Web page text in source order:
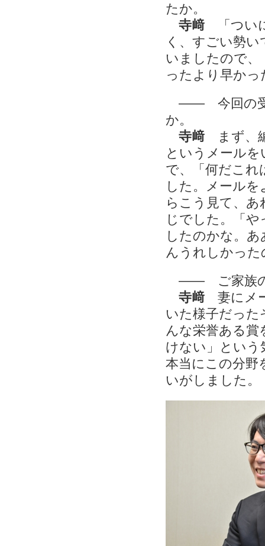
たか。
寺﨑 「つい
く、すごい勢
いましたので
ったより早か
―― 今回の受
か。
寺﨑 まず、
というメール
で、「何だこれ
した。メール
らこう見て、
じでした。「
したのかな。
んうれしかっ
―― ご家族の
寺﨑 妻にメ
いた様子だっ
んな栄誉ある
けない」とい
本当にこの分野
いがしました。